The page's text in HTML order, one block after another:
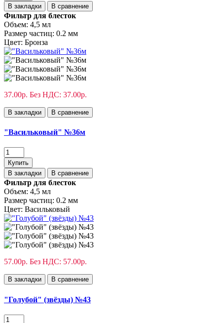
В закладки
В сравнение
Фильтр для блесток
Объем: 4,5 мл
Размер частиц: 0.2 мм
Цвет: Бронза
37.00р. Без НДС: 37.00р.
В закладки В сравнение
"Васильковый" №36м
Купить
В закладки
В сравнение
Фильтр для блесток
Объем: 4,5 мл
Размер частиц: 0.2 мм
Цвет: Васильковый
57.00р. Без НДС: 57.00р.
В закладки В сравнение
"Голубой" (звёзды) №43